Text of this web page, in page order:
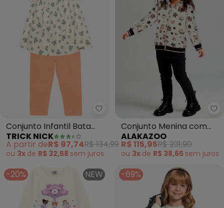
Trick Nick - Conjunto Infantil
Conjunto Infantil Bata
com Legging (Bege)
TRICK NICK
A partir deR$ 97,74R$ 134,99
ou 3x de R$ 32,58 sem juros
Conjunto Menina com
Jaqueta e Calça (Bege)
ALAKAZOO
R$ 115,95R$ 231,90
ou 3x de R$ 38,65 sem juros
-20% NEW -69%